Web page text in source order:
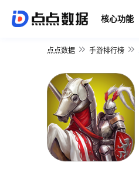
核心功能
点点数据 手游排行榜